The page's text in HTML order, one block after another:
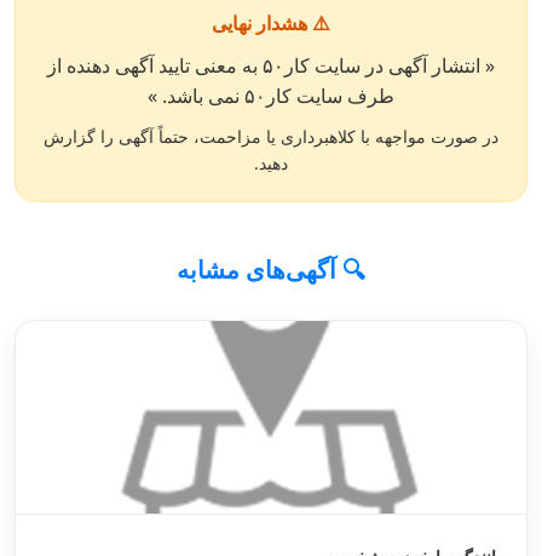
⚠️ هشدار نهایی
« انتشار آگهی در سایت کار۵۰ به معنی تایید آگهی دهنده از
طرف سایت کار۵۰ نمی باشد. »
در صورت مواجهه با کلاهبرداری یا مزاحمت، حتماً آگهی را گزارش
دهید.
🔍 آگهی‌های مشابه